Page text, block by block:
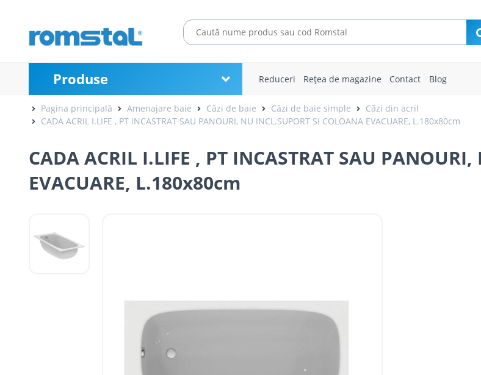
Produse Reduceri Rețea de magazine Contact Blog
Pagina principală Amenajare baie Căzi de baie Căzi de baie simple
Căzi din acril
CADA ACRIL I.LIFE , PT INCASTRAT SAU PANOURI, NU INCL.SUPORT SI COLOANA EVACUARE, L.180x80cm
CADA ACRIL I.LIFE , PT INCASTRAT SAU
EVACUARE, L.180x80cm